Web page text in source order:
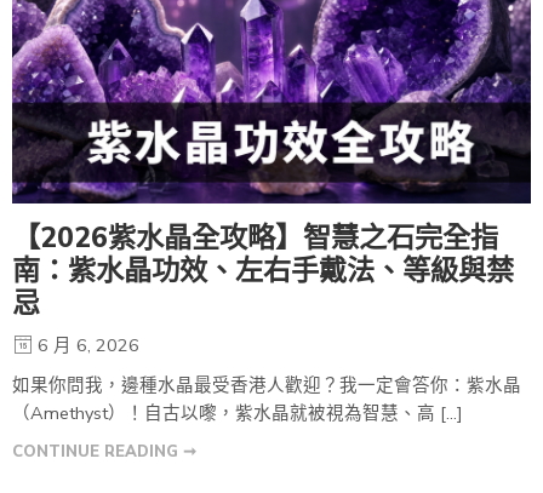
【2026紫水晶全攻略】智慧之石完全指
南：紫水晶功效、左右手戴法、等級與禁
忌
6 月 6, 2026
如果你問我，邊種水晶最受香港人歡迎？我一定會答你：紫水晶
（Amethyst）！自古以嚟，紫水晶就被視為智慧、高 […]
CONTINUE READING ➞